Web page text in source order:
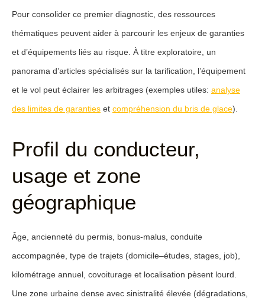
Pour consolider ce premier diagnostic, des ressources
thématiques peuvent aider à parcourir les enjeux de garanties
et d’équipements liés au risque. À titre exploratoire, un
panorama d’articles spécialisés sur la tarification, l’équipement
et le vol peut éclairer les arbitrages (exemples utiles: analyse
des limites de garanties et compréhension du bris de glace).
Profil du conducteur,
usage et zone
géographique
Âge, ancienneté du permis, bonus-malus, conduite
accompagnée, type de trajets (domicile–études, stages, job),
kilométrage annuel, covoiturage et localisation pèsent lourd.
Une zone urbaine dense avec sinistralité élevée (dégradations,